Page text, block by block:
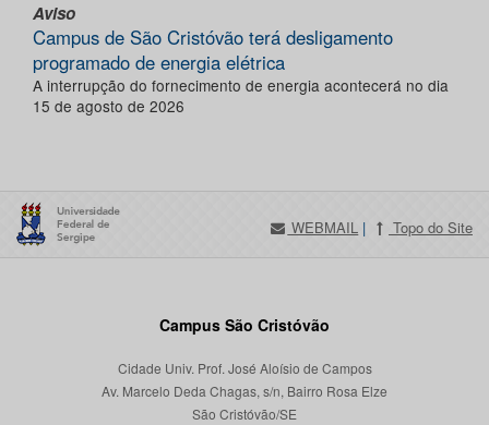
Aviso
Campus de São Cristóvão terá desligamento
programado de energia elétrica
A interrupção do fornecimento de energia acontecerá no dia
15 de agosto de 2026
WEBMAIL | Topo do Site
Campus São Cristóvão
Cidade Univ. Prof. José Aloísio de Campos
Av. Marcelo Deda Chagas, s/n, Bairro Rosa Elze
São Cristóvão/SE